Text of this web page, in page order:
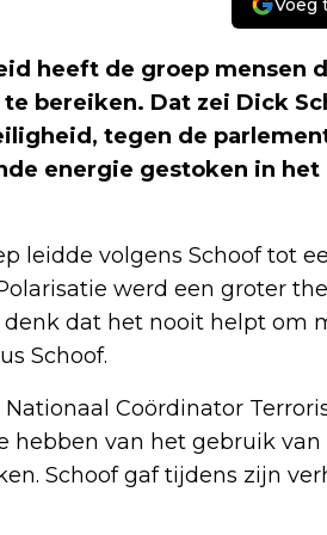
Voeg
heeft de groep
bereiken. Dat zei Dick
tegen de
energie gestoken in
leidde volgens Schoof tot
werd een groter
dat het nooit helpt om
Schoof.
Coördinator
hebben van het gebruik
Schoof gaf tijdens zijn